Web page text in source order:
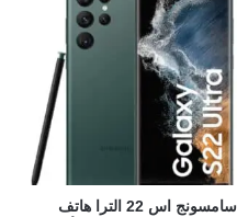
سامسونج اس 22 الترا هاتف